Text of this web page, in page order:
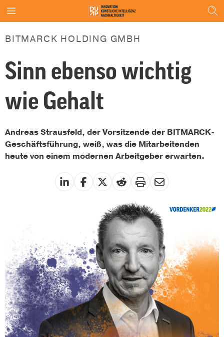
BITMARCK HOLDING GMBH
Sinn ebenso wichtig
wie Gehalt
Andreas Strausfeld, der Vorsitzende der BITMARCK-
Geschäftsführung, weiß, was die Mitarbeitenden
heute von einem modernen Arbeitgeber erwarten.